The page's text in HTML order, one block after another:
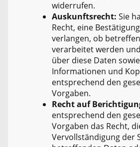
widerrufen.
Auskunftsrecht: Sie
Recht, eine
verlangen, ob
verarbeitet werden
über diese Daten
Informationen und
entsprechend den
Vorgaben.
Recht auf
entsprechend den
Vorgaben das Recht,
Vervollständigung der